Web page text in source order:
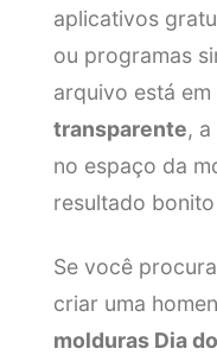
aplicativos
ou programas
arquivo está em
transparente,
no espaço da
resultado
Se você
criar uma
molduras Dia